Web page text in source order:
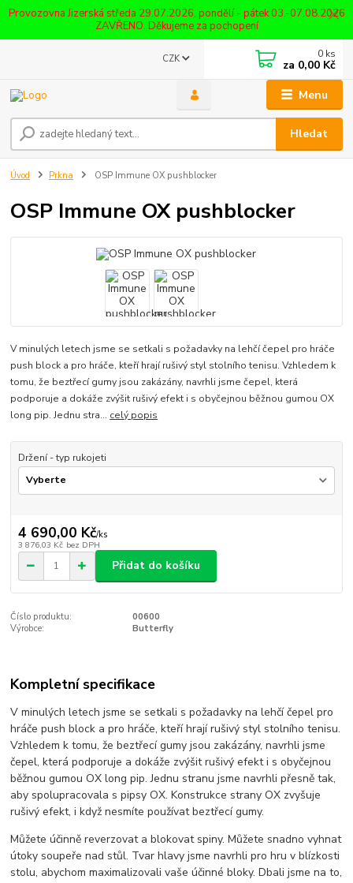
Provozovna Jizerská středa 29.07.2026, pondělí - pátek 03.-07.08.2026
ZAVŘENO. Děkujeme za pochopení
Menu
CZK
Hledat
0 ks
za 0,00 Kč
Úvod Prkna OSP Immune OX pushblocker
OSP Immune OX pushblocker
V minulých letech jsme se setkali s požadavky na lehčí čepel pro hráče
push block a pro hráče, kteří hrají rušivý styl stolního tenisu. Vzhledem k
tomu, že beztřecí gumy jsou zakázány, navrhli jsme čepel, která
podporuje a dokáže zvýšit rušivý efekt i s obyčejnou běžnou gumou OX
long pip. Jednu stra... celý popis
Držení - typ rukojeti
4 690,00 Kč/ks
3 876,03 Kč bez DPH
Přidat do košíku
Číslo produktu:
00600
Výrobce:
Butterfly
Kompletní specifikace
V minulých letech jsme se setkali s požadavky na lehčí čepel pro
hráče push block a pro hráče, kteří hrají rušivý styl stolního tenisu.
Vzhledem k tomu, že beztřecí gumy jsou zakázány, navrhli jsme
čepel, která podporuje a dokáže zvýšit rušivý efekt i s obyčejnou
běžnou gumou OX long pip. Jednu stranu jsme navrhli přesně tak,
aby spolupracovala s pipsy OX. Konstrukce strany OX zvyšuje
rušivý efekt, i když nesmíte používat beztřecí gumy.
Můžete účinně reverzovat a blokovat spiny. Můžete snadno vyhnat
útoky soupeře nad stůl. Tvar hlavy jsme navrhli pro hru v blízkosti
stolu, abychom maximalizovali vaše účinné bloky. Dbali jsme na to,